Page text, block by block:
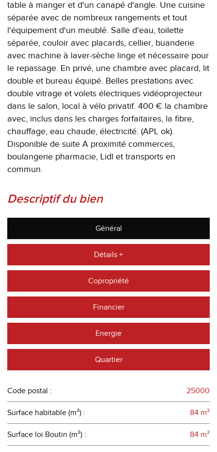
table à manger et d'un canapé d'angle. Une cuisine
séparée avec de nombreux rangements et tout
l'équipement d'un meublé. Salle d'eau, toilette
séparée, couloir avec placards, cellier, buanderie
avec machine à laver-sèche linge et nécessaire pour
le repassage. En privé, une chambre avec placard, lit
double et bureau équipé. Belles prestations avec
double vitrage et volets électriques vidéoprojecteur
dans le salon, local à vélo privatif. 400 € la chambre
avec, inclus dans les charges forfaitaires, la fibre,
chauffage, eau chaude, électricité. (APL ok).
Disponible de suite A proximité commerces,
boulangerie pharmacie, Lidl et transports en
commun.
descriptif du bien
Général
Détails +
Copropriété
Financier
Energie
Quartier
Code postal : 25000
Surface habitable (m²) : 84 m²
Surface loi Boutin (m²) : 84 m²